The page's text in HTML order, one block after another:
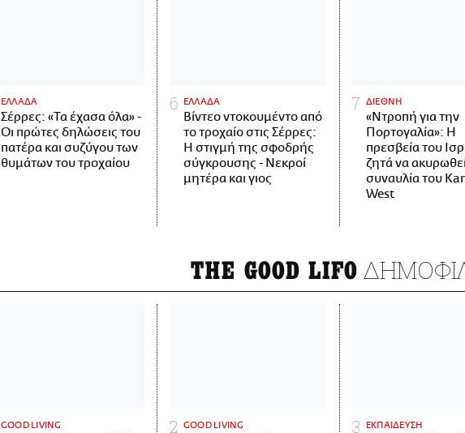
ΕΛΛΑΔΑ
Σέρρες: «Τα έχασα όλα» -
Οι πρώτες δηλώσεις του
πατέρα και συζύγου των
θυμάτων του τροχαίου
ΕΛΛΑΔΑ
Βίντεο ντοκουμέντο από
το τροχαίο στις Σέρρες:
Η στιγμή της σφοδρής
σύγκρουσης - Νεκροί
μητέρα και γιος
ΔΙΕΘΝΗ
«Ντροπή για την
Πορτογαλία»: Η
πρεσβεία του
ζητά να
συναυλία του
West
THE GOOD LIFO
GOOD LIVING GOOD LIVING ΕΚΠΑΙΔΕΥΣΗ